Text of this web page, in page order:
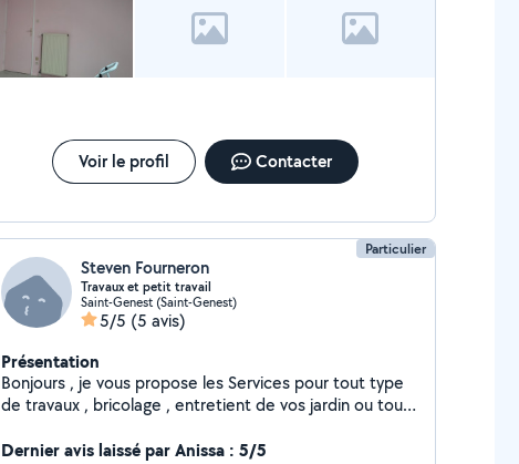
Voir le profil Contacter
Particulier
Steven Fourneron
Travaux et petit travail
Saint-Genest (Saint-Genest)
5/5 (5 avis)
Présentation
Bonjours , je vous propose les Services pour tout type
de travaux , bricolage , entretient de vos jardin ou tout
Dernier avis laissé par Anissa : 5/5